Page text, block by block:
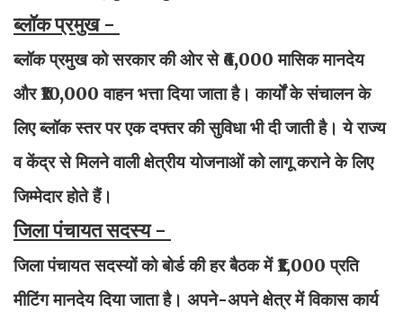
ब्लॉक प्रमुख -
ब्लॉक प्रमुख को सरकार की ओर से ₹6,000 मासिक मानदेय
और ₹10,000 वाहन भत्ता दिया जाता है। कार्यों के संचालन के
लिए ब्लॉक स्तर पर एक दफ्तर की सुविधा भी दी जाती है। ये राज्य
व केंद्र से मिलने वाली क्षेत्रीय योजनाओं को लागू कराने के लिए
जिम्मेदार होते हैं।
जिला पंचायत सदस्य -
जिला पंचायत सदस्यों को बोर्ड की हर बैठक में ₹1,000 प्रति
मीटिंग मानदेय दिया जाता है। अपने-अपने क्षेत्र में विकास कार्य